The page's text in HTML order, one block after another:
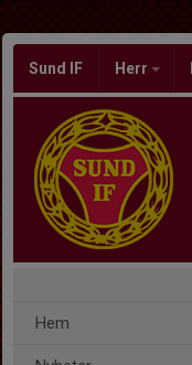
Sund IF Herr
Hem